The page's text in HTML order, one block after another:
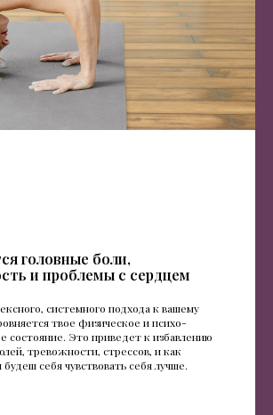
головные боли,
и проблемы с сердцем
системного подхода к вашему
твое физическое и психо-
состояние. Это приведет к избавлению
тревожности, стрессов, и как
себя чувствовать себя лучше.